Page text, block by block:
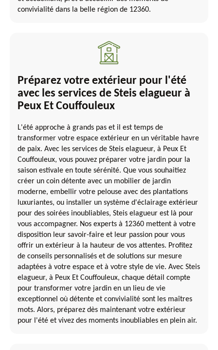
convivialité dans la belle région de 12360.
Préparez votre extérieur pour l'été
avec les services de Steis elagueur à
Peux Et Couffouleux
L'été approche à grands pas et il est temps de
transformer votre espace extérieur en un véritable havre
de paix. Avec les services de Steis elagueur, à Peux Et
Couffouleux, vous pouvez préparer votre jardin pour la
saison estivale en toute sérénité. Que vous souhaitiez
créer un coin détente avec un mobilier de jardin
moderne, embellir votre pelouse avec des plantations
luxuriantes, ou installer un système d'éclairage extérieur
pour des soirées inoubliables, Steis elagueur est là pour
vous accompagner. Nos experts à 12360 mettent à votre
disposition leur savoir-faire et leur passion pour vous
offrir un extérieur à la hauteur de vos attentes. Profitez
de conseils personnalisés et de solutions sur mesure
adaptées à votre espace et à votre style de vie. Avec Steis
elagueur, à Peux Et Couffouleux, chaque détail compte
pour transformer votre jardin en un lieu de vie
exceptionnel où détente et convivialité sont les maîtres
mots. Alors, préparez dès maintenant votre extérieur
pour l'été et vivez des moments inoubliables en plein air.